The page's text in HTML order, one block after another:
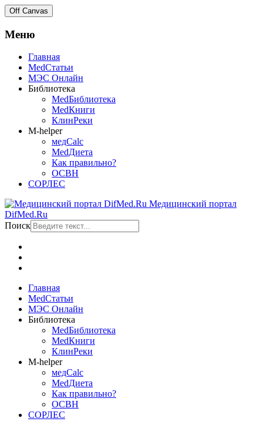
Off Canvas
Меню
Главная
MedСтатьи
МЭС Онлайн
Библиотека
MedБиблиотека
MedКниги
КлинРеки
M-helper
медCalc
MedДиета
Как правильно?
ОСВН
СОРЛЕС
Медицинский портал
DifMed.Ru
Поиск
Главная
MedСтатьи
МЭС Онлайн
Библиотека
MedБиблиотека
MedКниги
КлинРеки
M-helper
медCalc
MedДиета
Как правильно?
ОСВН
СОРЛЕС